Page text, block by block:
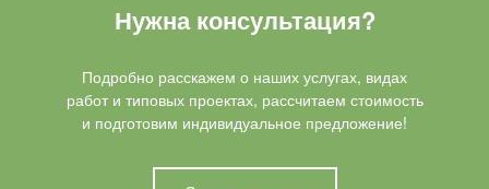
Нужна консультация?
Подробно расскажем о наших услугах, видах
работ и типовых проектах, рассчитаем стоимость
и подготовим индивидуальное предложение!